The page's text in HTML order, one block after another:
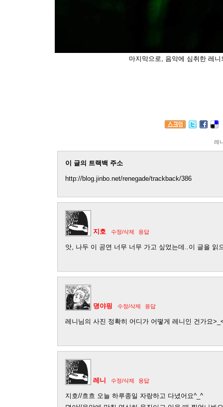
마지막으로, 음악에 심취한 레니
레
이 글의 트랙백 주소
http://blog.jinbo.net/renegade/trackback/386
지호 수정/삭제 응답
앗, 나두 이 공연 너무 너무 가고 싶었는데..이 글을 읽
뎡야핑 수정/삭제 응답
레니님의 사진 정확히 어디가 어떻게 레니인 건가요
레니 수정/삭제 응답
지호//흐흐 오늘 하루종일 자랑하고 다녔어요^_^